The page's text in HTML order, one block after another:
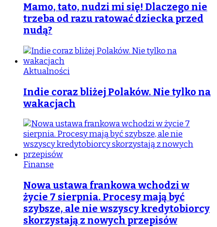
Mamo, tato, nudzi mi się! Dlaczego nie
trzeba od razu ratować dziecka przed
nudą?
Aktualności
Indie coraz bliżej Polaków. Nie tylko na
wakacjach
Finanse
Nowa ustawa frankowa wchodzi w
życie 7 sierpnia. Procesy mają być
szybsze, ale nie wszyscy kredytobiorcy
skorzystają z nowych przepisów